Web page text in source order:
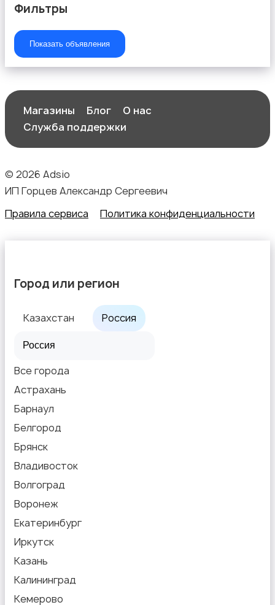
Столы и стулья5
Текстиль и ковры
Другое2
Фильтры
Показать объявления
Магазины Блог
О нас
Служба поддержки
© 2026 Adsio
ИП Горцев Александр Сергеевич
Правила сервиса
Политика конфиденциальности
Город или регион
Казахстан Россия
Все города
Астрахань
Барнаул
Белгород
Брянск
Владивосток
Волгоград
Воронеж
Екатеринбург
Иркутск
Казань
Калининград
Кемерово